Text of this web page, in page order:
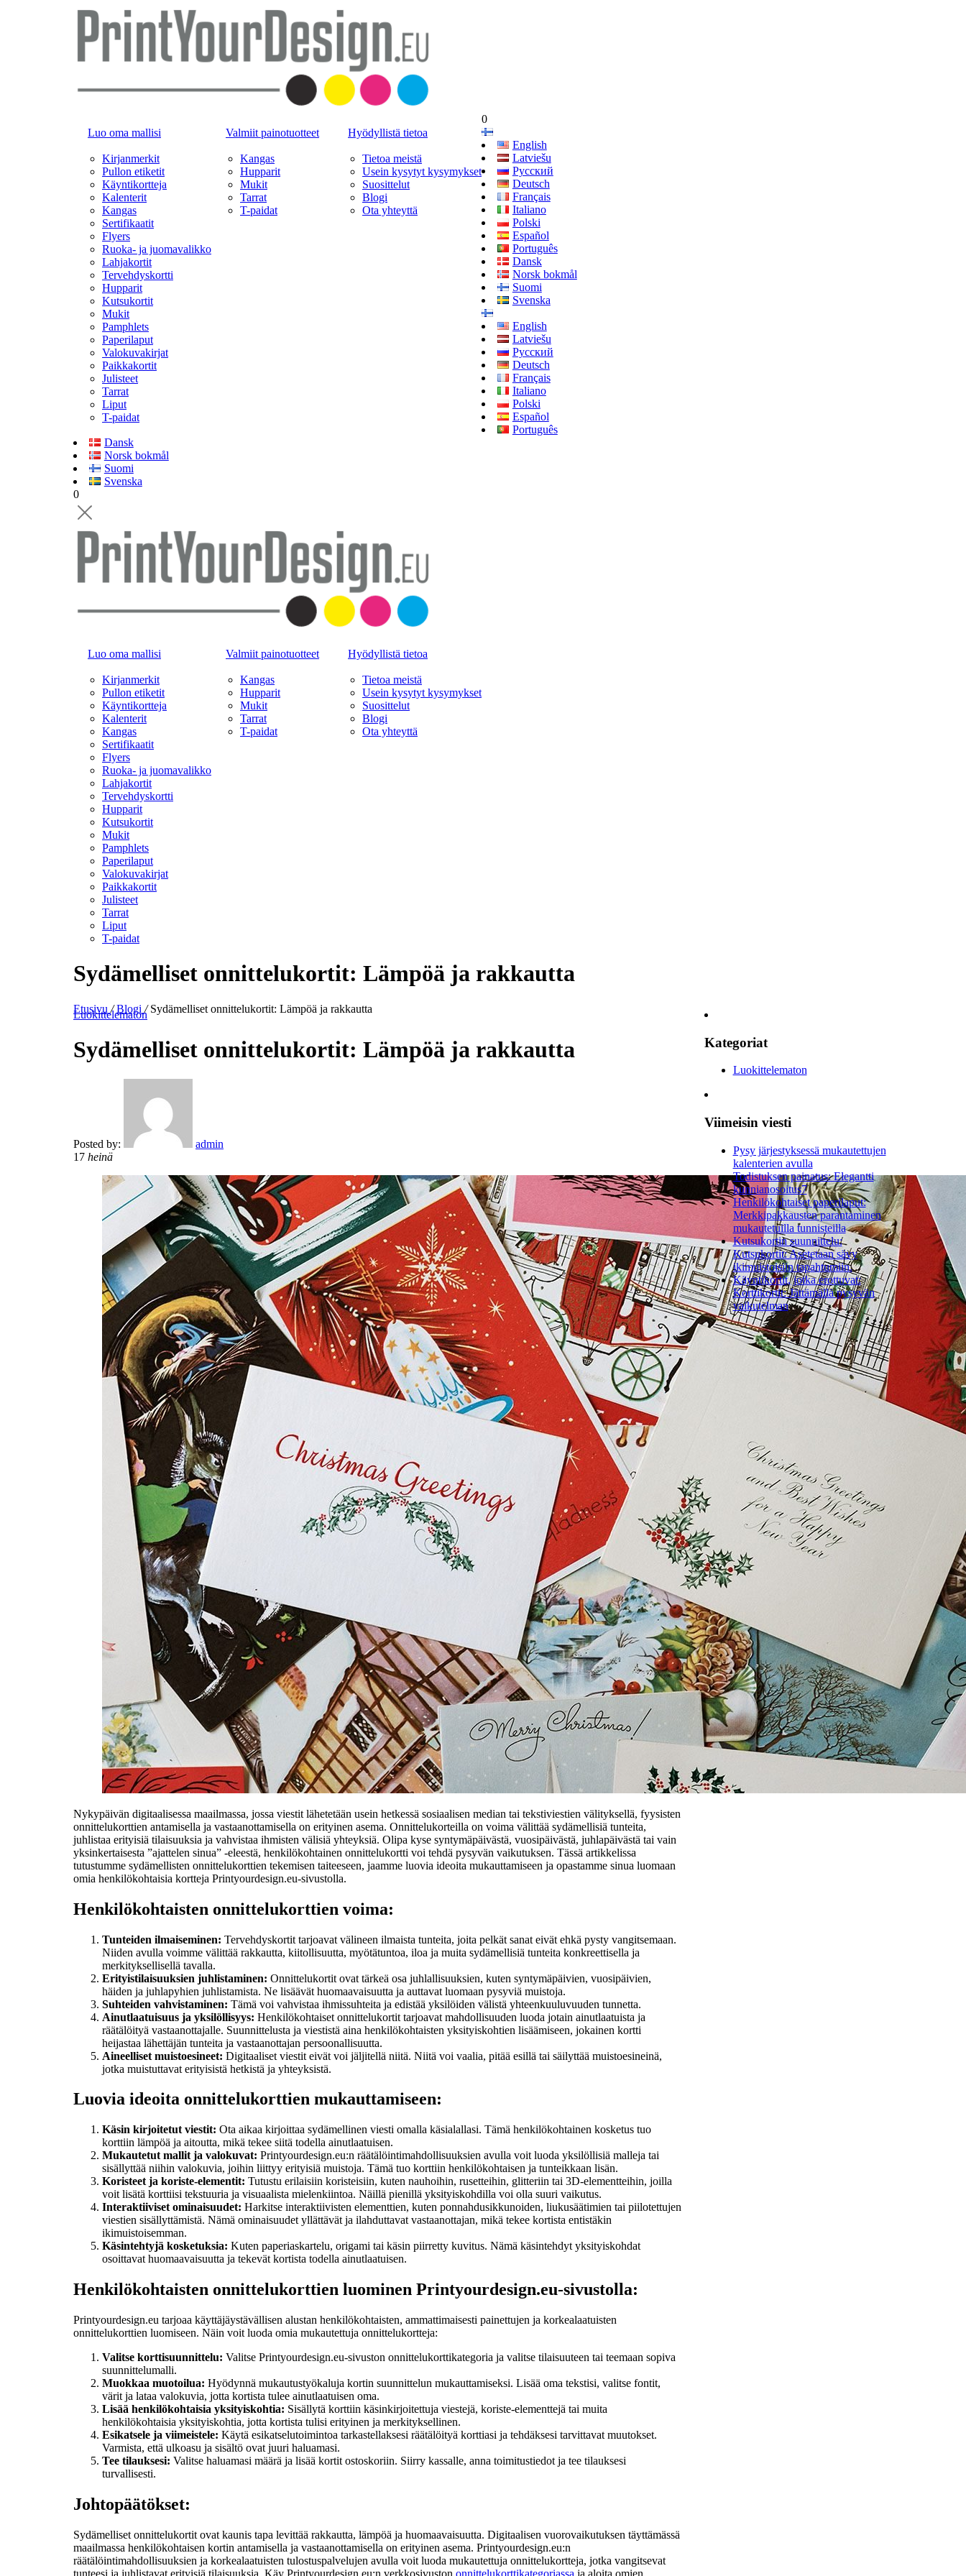
Luo oma mallisi
Kirjanmerkit
Pullon etiketit
Käyntikortteja
Kalenterit
Kangas
Sertifikaatit
Flyers
Ruoka- ja juomavalikko
Lahjakortit
Tervehdyskortti
Hupparit
Kutsukortit
Mukit
Pamphlets
Paperilaput
Valokuvakirjat
Paikkakortit
Julisteet
Tarrat
Liput
T-paidat
Valmiit painotuotteet
Kangas
Hupparit
Mukit
Tarrat
T-paidat
Hyödyllistä tietoa
Tietoa meistä
Usein kysytyt kysymykset
Suosittelut
Blogi
Ota yhteyttä
0
English
Latviešu
Русский
Deutsch
Français
Italiano
Polski
Español
Português
Dansk
Norsk bokmål
Suomi
Svenska
English
Latviešu
Русский
Deutsch
Français
Italiano
Polski
Español
Português
Dansk
Norsk bokmål
Suomi
Svenska
0
Luo oma mallisi
Kirjanmerkit
Pullon etiketit
Käyntikortteja
Kalenterit
Kangas
Sertifikaatit
Flyers
Ruoka- ja juomavalikko
Lahjakortit
Tervehdyskortti
Hupparit
Kutsukortit
Mukit
Pamphlets
Paperilaput
Valokuvakirjat
Paikkakortit
Julisteet
Tarrat
Liput
T-paidat
Valmiit painotuotteet
Kangas
Hupparit
Mukit
Tarrat
T-paidat
Hyödyllistä tietoa
Tietoa meistä
Usein kysytyt kysymykset
Suosittelut
Blogi
Ota yhteyttä
Sydämelliset onnittelukortit: Lämpöä ja rakkautta
Etusivu /Blogi /Sydämelliset onnittelukortit: Lämpöä ja rakkautta
Luokittelematon
Sydämelliset onnittelukortit: Lämpöä ja rakkautta
Posted by:
admin
17 heinä
Nykypäivän digitaalisessa maailmassa, jossa viestit lähetetään usein hetkessä sosiaalisen median tai tekstiviestien välityksellä, fyysisten
onnittelukorttien antamisella ja vastaanottamisella on erityinen asema. Onnittelukorteilla on voima välittää sydämellisiä tunteita,
juhlistaa erityisiä tilaisuuksia ja vahvistaa ihmisten välisiä yhteyksiä. Olipa kyse syntymäpäivästä, vuosipäivästä, juhlapäivästä tai vain
yksinkertaisesta ”ajattelen sinua” -eleestä, henkilökohtainen onnittelukortti voi tehdä pysyvän vaikutuksen. Tässä artikkelissa
tutustumme sydämellisten onnittelukorttien tekemisen taiteeseen, jaamme luovia ideoita mukauttamiseen ja opastamme sinua luomaan
omia henkilökohtaisia kortteja Printyourdesign.eu-sivustolla.
Henkilökohtaisten onnittelukorttien voima:
Tunteiden ilmaiseminen: Tervehdyskortit tarjoavat välineen ilmaista tunteita, joita pelkät sanat eivät ehkä pysty vangitsemaan.
Niiden avulla voimme välittää rakkautta, kiitollisuutta, myötätuntoa, iloa ja muita sydämellisiä tunteita konkreettisella ja
merkityksellisellä tavalla.
Erityistilaisuuksien juhlistaminen: Onnittelukortit ovat tärkeä osa juhlallisuuksien, kuten syntymäpäivien, vuosipäivien,
häiden ja juhlapyhien juhlistamista. Ne lisäävät huomaavaisuutta ja auttavat luomaan pysyviä muistoja.
Suhteiden vahvistaminen: Tämä voi vahvistaa ihmissuhteita ja edistää yksilöiden välistä yhteenkuuluvuuden tunnetta.
Ainutlaatuisuus ja yksilöllisyys: Henkilökohtaiset onnittelukortit tarjoavat mahdollisuuden luoda jotain ainutlaatuista ja
räätälöityä vastaanottajalle. Suunnittelusta ja viestistä aina henkilökohtaisten yksityiskohtien lisäämiseen, jokainen kortti
heijastaa lähettäjän tunteita ja vastaanottajan persoonallisuutta.
Aineelliset muistoesineet: Digitaaliset viestit eivät voi jäljitellä niitä. Niitä voi vaalia, pitää esillä tai säilyttää muistoesineinä,
jotka muistuttavat erityisistä hetkistä ja yhteyksistä.
Luovia ideoita onnittelukorttien mukauttamiseen:
Käsin kirjoitetut viestit: Ota aikaa kirjoittaa sydämellinen viesti omalla käsialallasi. Tämä henkilökohtainen kosketus tuo
korttiin lämpöä ja aitoutta, mikä tekee siitä todella ainutlaatuisen.
Mukautetut mallit ja valokuvat: Printyourdesign.eu:n räätälöintimahdollisuuksien avulla voit luoda yksilöllisiä malleja tai
sisällyttää niihin valokuvia, joihin liittyy erityisiä muistoja. Tämä tuo korttiin henkilökohtaisen ja tunteikkaan lisän.
Koristeet ja koriste-elementit: Tutustu erilaisiin koristeisiin, kuten nauhoihin, rusetteihin, glitteriin tai 3D-elementteihin, joilla
voit lisätä korttiisi tekstuuria ja visuaalista mielenkiintoa. Näillä pienillä yksityiskohdilla voi olla suuri vaikutus.
Interaktiiviset ominaisuudet: Harkitse interaktiivisten elementtien, kuten ponnahdusikkunoiden, liukusäätimien tai piilotettujen
viestien sisällyttämistä. Nämä ominaisuudet yllättävät ja ilahduttavat vastaanottajan, mikä tekee kortista entistäkin
ikimuistoisemman.
Käsintehtyjä kosketuksia: Kuten paperiaskartelu, origami tai käsin piirretty kuvitus. Nämä käsintehdyt yksityiskohdat
osoittavat huomaavaisuutta ja tekevät kortista todella ainutlaatuisen.
Henkilökohtaisten onnittelukorttien luominen Printyourdesign.eu-sivustolla:
Printyourdesign.eu tarjoaa käyttäjäystävällisen alustan henkilökohtaisten, ammattimaisesti painettujen ja korkealaatuisten
onnittelukorttien luomiseen. Näin voit luoda omia mukautettuja onnittelukortteja:
Valitse korttisuunnittelu: Valitse Printyourdesign.eu-sivuston onnittelukorttikategoria ja valitse tilaisuuteen tai teemaan sopiva
suunnittelumalli.
Muokkaa muotoilua: Hyödynnä mukautustyökaluja kortin suunnittelun mukauttamiseksi. Lisää oma tekstisi, valitse fontit,
värit ja lataa valokuvia, jotta kortista tulee ainutlaatuisen oma.
Lisää henkilökohtaisia yksityiskohtia: Sisällytä korttiin käsinkirjoitettuja viestejä, koriste-elementtejä tai muita
henkilökohtaisia yksityiskohtia, jotta kortista tulisi erityinen ja merkityksellinen.
Esikatsele ja viimeistele: Käytä esikatselutoimintoa tarkastellaksesi räätälöityä korttiasi ja tehdäksesi tarvittavat muutokset.
Varmista, että ulkoasu ja sisältö ovat juuri haluamasi.
Tee tilauksesi: Valitse haluamasi määrä ja lisää kortit ostoskoriin. Siirry kassalle, anna toimitustiedot ja tee tilauksesi
turvallisesti.
Johtopäätökset:
Sydämelliset onnittelukortit ovat kaunis tapa levittää rakkautta, lämpöä ja huomaavaisuutta. Digitaalisen vuorovaikutuksen täyttämässä
maailmassa henkilökohtaisen kortin antamisella ja vastaanottamisella on erityinen asema. Printyourdesign.eu:n
räätälöintimahdollisuuksien ja korkealaatuisten tulostuspalvelujen avulla voit luoda mukautettuja onnittelukortteja, jotka vangitsevat
tunteesi ja juhlistavat erityisiä tilaisuuksia. Käy Printyourdesign.eu:n verkkosivuston onnittelukorttikategoriassa ja aloita omien
Kategoriat
Luokittelematon
Viimeisin viesti
Pysy järjestyksessä mukautettujen
kalenterien avulla
Todistuksen painatus: Elegantti
kunnianosoitus7
Henkilökohtaiset paperilaput:
Merkkipakkausten parantaminen
mukautetuilla tunnisteilla
Kutsukortin suunnittelu:
Kutsukortit: Asetetaan sävy
ikimuistoisiin tapahtumiin.
Käyntikortit, jotka erottuvat:
Korttikortit: Jättämällä pysyvän
vaikutelman